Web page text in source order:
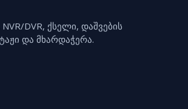
DVR, ქსელი, დაშვების
და მხარდაჭერა.